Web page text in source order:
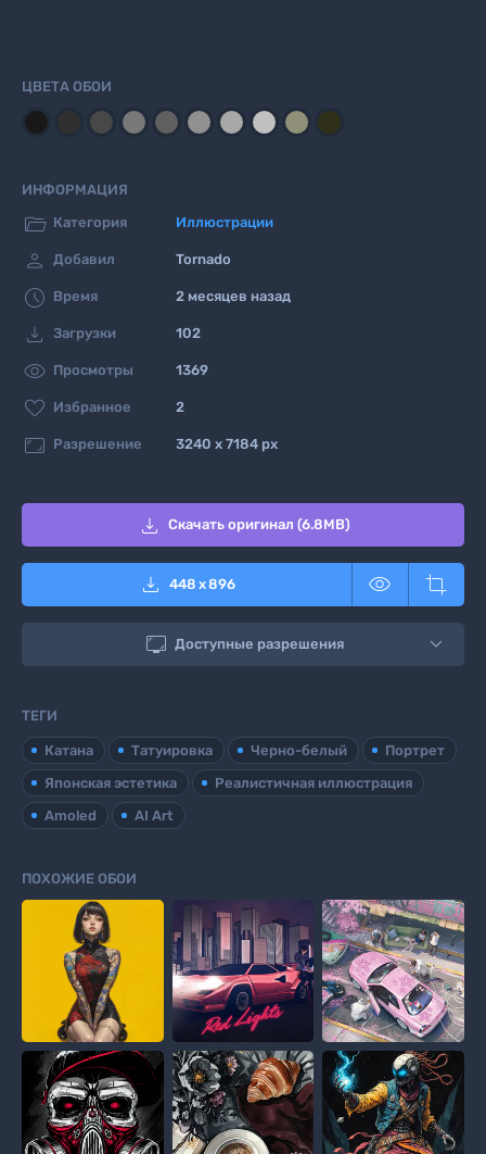
ЦВЕТА ОБОИ
ИНФОРМАЦИЯ
 Категория Иллюстрации
 Добавил Tornado
 Время 2 месяцев назад
 Загрузки 102
 Просмотры 1369
 Избранное 2
 Разрешение 3240 x 7184 px
 Скачать оригинал (6.8MB)
 448 x896  
 Доступные разрешения
ТЕГИ
Катана Татуировка Черно-белый
Портрет
Японская эстетика
Реалистичная иллюстрация
Amoled
AI Art
ПОХОЖИЕ ОБОИ